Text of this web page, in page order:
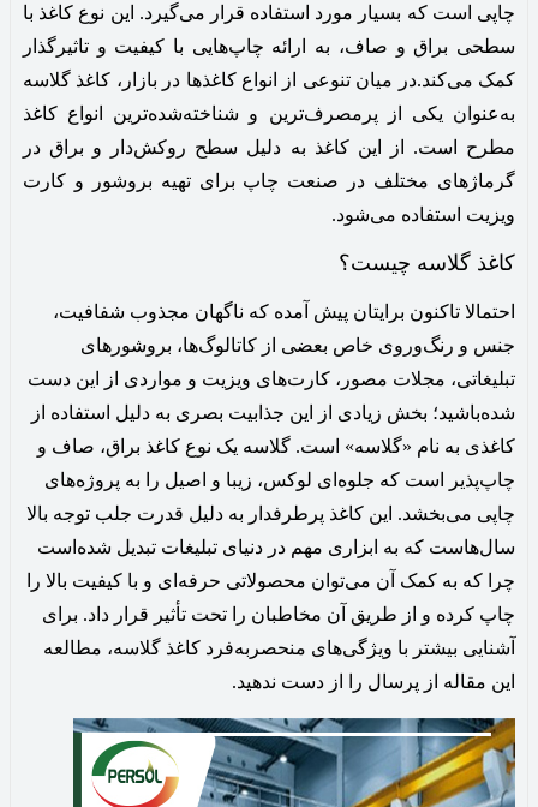
چاپی است که بسیار مورد استفاده قرار می‌گیرد. این نوع کاغذ با
سطحی براق و صاف، به ارائه چاپ‌هایی با کیفیت و تاثیرگذار
کمک می‌کند.در میان تنوعی از انواع کاغذها در بازار، کاغذ گلاسه
به‌عنوان یکی از پرمصرف‌ترین و شناخته‌شده‌ترین انواع کاغذ
مطرح است. از این کاغذ به دلیل سطح روکش‌دار و براق در
گرماژهای مختلف در صنعت چاپ برای تهیه بروشور و کارت
ویزیت استفاده می‌شود.
کاغذ گلاسه چیست؟
احتمالا تاکنون برایتان پیش آمده که ناگهان مجذوب شفافیت،
جنس و رنگ‌و‌روی خاص بعضی از کاتالوگ‌ها، بروشورهای
تبلیغاتی، مجلات مصور، کارت‌های ویزیت و مواردی از این دست
شده‌باشید؛ بخش زیادی از این جذابیت بصری به دلیل استفاده از
کاغذی به نام «گلاسه» است. گلاسه یک نوع کاغذ براق، صاف و
چاپ‌پذیر است که جلوه‌ای لوکس، زیبا و اصیل را به پروژه‌های
چاپی می‌بخشد. این کاغذ پرطرفدار به دلیل قدرت جلب توجه بالا
سال‌هاست که به ابزاری مهم در دنیای تبلیغات تبدیل شده‌است
چرا که به کمک آن می‌توان محصولاتی حرفه‌ای و با کیفیت بالا را
چاپ کرده و از طریق آن مخاطبان را تحت تأثیر قرار داد. برای
آشنایی بیشتر با ویژگی‌های منحصربه‌فرد کاغذ گلاسه، مطالعه
این مقاله از پرسال را از دست ندهید.